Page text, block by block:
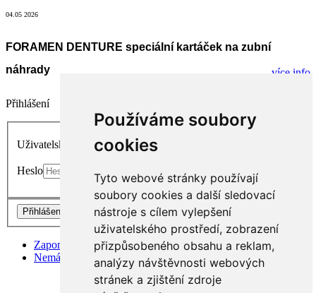
Používáme soubory
cookies
Tyto webové stránky používají
soubory cookies a další sledovací
nástroje s cílem vylepšení
uživatelského prostředí, zobrazení
přizpůsobeného obsahu a reklam,
analýzy návštěvnosti webových
stránek a zjištění zdroje
04.05 2026
FORAMEN DENTURE speciální kartáček na zubní
náhrady
více info
Přihlášení
Uživatelské jméno
Heslo
Přihlášení
Zapomněli jste heslo?
Nemáte účet? Vytvořte si ho zde.